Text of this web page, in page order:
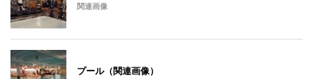
関連画像
プール（関連画像）